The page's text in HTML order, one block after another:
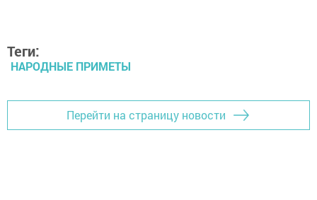
Теги:
НАРОДНЫЕ ПРИМЕТЫ
Перейти на страницу новости